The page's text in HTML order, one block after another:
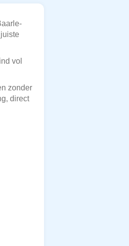
vol
zonder
direct